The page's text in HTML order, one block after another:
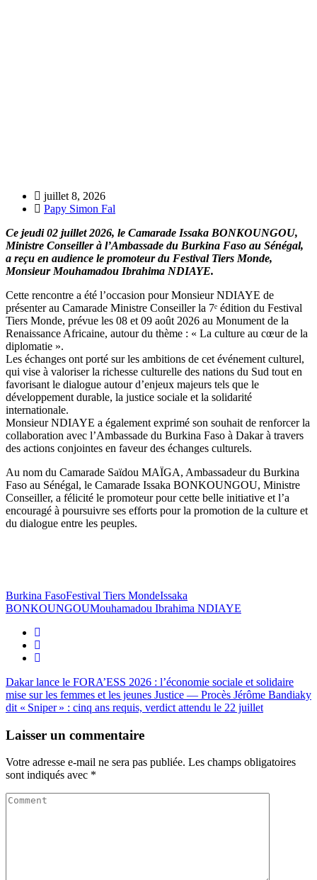
juillet 8, 2026
Papy Simon Fal
Ce jeudi 02 juillet 2026, le Camarade Issaka BONKOUNGOU,
Ministre Conseiller à l’Ambassade du Burkina Faso au Sénégal,
a reçu en audience le promoteur du Festival Tiers Monde,
Monsieur Mouhamadou Ibrahima NDIAYE.
Cette rencontre a été l’occasion pour Monsieur NDIAYE de
présenter au Camarade Ministre Conseiller la 7ᵉ édition du Festival
Tiers Monde, prévue les 08 et 09 août 2026 au Monument de la
Renaissance Africaine, autour du thème : « La culture au cœur de la
diplomatie ».
Les échanges ont porté sur les ambitions de cet événement culturel,
qui vise à valoriser la richesse culturelle des nations du Sud tout en
favorisant le dialogue autour d’enjeux majeurs tels que le
développement durable, la justice sociale et la solidarité
internationale.
Monsieur NDIAYE a également exprimé son souhait de renforcer la
collaboration avec l’Ambassade du Burkina Faso à Dakar à travers
des actions conjointes en faveur des échanges culturels.
Au nom du Camarade Saïdou MAÏGA, Ambassadeur du Burkina
Faso au Sénégal, le Camarade Issaka BONKOUNGOU, Ministre
Conseiller, a félicité le promoteur pour cette belle initiative et l’a
encouragé à poursuivre ses efforts pour la promotion de la culture et
du dialogue entre les peuples.
Burkina FasoFestival Tiers MondeIssaka
BONKOUNGOUMouhamadou Ibrahima NDIAYE
Dakar lance le FORA’ESS 2026 : l’économie sociale et solidaire
mise sur les femmes et les jeunes Justice — Procès Jérôme Bandiaky
dit « Sniper » : cinq ans requis, verdict attendu le 22 juillet
Laisser un commentaire
Votre adresse e-mail ne sera pas publiée. Les champs obligatoires
sont indiqués avec *